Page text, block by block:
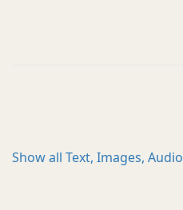
Show all Text, Images, Audio